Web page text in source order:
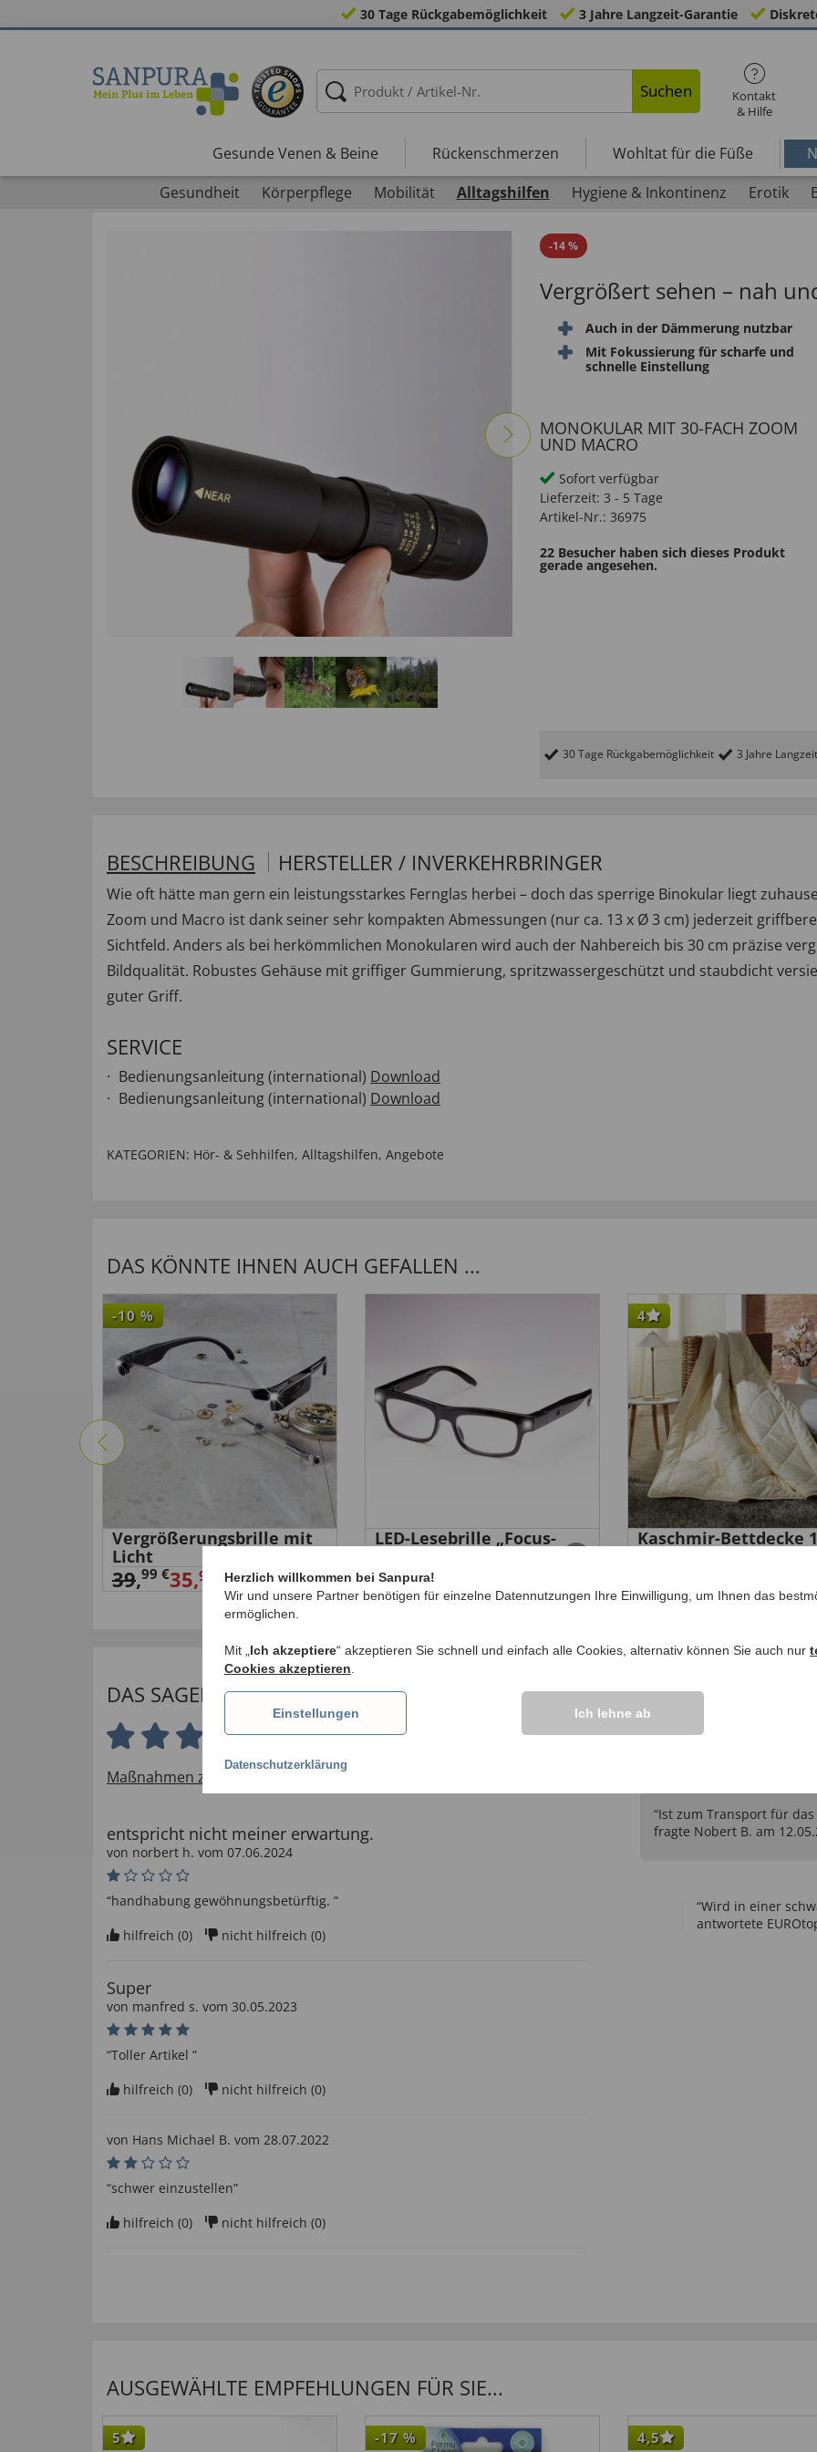
30 Tage Rückgabemöglichkeit 3 Jahre Langzeit-Garantie
Suchen
Kontakt
& Hilfe
Gesunde Venen & Beine Rückenschmerzen Wohltat für die Füße
Gesundheit
Körperpflege Mobilität Alltagshilfen Hygiene & Inkontinenz Erotik
-14%
Vergrößert sehen – nah
Auch in der Dämmerung nutzbar
Mit Fokussierung für scharfe und
schnelle Einstellung
MONOKULAR MIT 30-FACH ZOOM
UND MACRO
Sofort verfügbar
Lieferzeit: 3 - 5 Tage
Artikel-Nr.: 36975
22 Besucher haben sich dieses Produkt
gerade angesehen.
30 Tage Rückgabemöglichkeit 3 Jahre
BESCHREIBUNG HERSTELLER / INVERKEHRBRINGER
Wie oft hätte man gern ein leistungsstarkes Fernglas herbei – doch das sperrige Binokular liegt
Zoom und Macro ist dank seiner sehr kompakten Abmessungen (nur ca. 13 x Ø 3 cm) jederzeit
Sichtfeld. Anders als bei herkömmlichen Monokularen wird auch der Nahbereich bis 30 cm präzise
Bildqualität. Robustes Gehäuse mit griffiger Gummierung, spritzwassergeschützt und staubdicht
guter Griff.
SERVICE
Bedienungsanleitung (international) Download
Bedienungsanleitung (international) Download
KATEGORIEN: Hör- & Sehhilfen, Alltagshilfen, Angebote
DAS KÖNNTE IHNEN AUCH GEFALLEN ...
-10 %
Vergrößerungsbrille mit
Licht
39,99 €35,99 €
LED-Lesebrille „Focus-
29,99 €
4
Kaschmir-Bettdecke
DAS SAGEN UNSERE KUNDEN
3.9 von 5 Sternen
Maßnahmen zur Verifizierung von Bewertungen >>
entspricht nicht meiner erwartung.
von norbert h. vom 07.06.2024
“handhabung gewöhnungsbetürftig. ”
hilfreich (0) nicht hilfreich (0)
Super
von manfred s. vom 30.05.2023
“Toller Artikel ”
hilfreich (0) nicht hilfreich (0)
von Hans Michael B. vom 28.07.2022
“schwer einzustellen”
hilfreich (0) nicht hilfreich (0)
vonHans-Joachim E
IHRE FRAGEN
“Ist zum Transport für
fragte Nobert B. am
“Wird in einer
antwortete
AUSGEWÄHLTE EMPFEHLUNGEN FÜR SIE...
5 -17 % 4,5
Herzlich willkommen bei Sanpura!
Wir und unsere Partner benötigen für einzelne Datennutzungen Ihre Einwilligung, um Ihnen das
ermöglichen.
Mit „ Ich akzeptiere“ akzeptieren Sie schnell und einfach alle Cookies, alternativ können Sie auch nur
Cookies akzeptieren
Einstellungen Ich lehne ab
Datenschutzerklärung